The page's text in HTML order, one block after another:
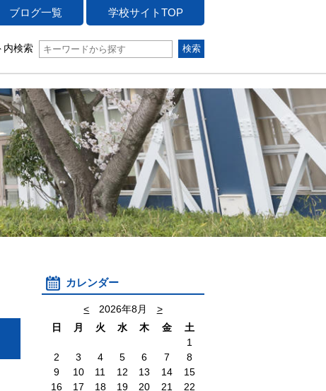
ブログ一覧 学校サイトTOP
内検索
カレンダー
< 2026年8月
>
日
月 火 水 木 金
土
1
2
3 4 5 6 7
8
9
10 11 12 13 14
15
16
17 18 19 20 21
22